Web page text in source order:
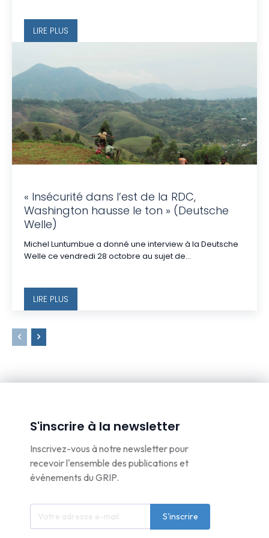
LIRE PLUS
« Insécurité dans l’est de la RDC,
Washington hausse le ton » (Deutsche
Welle)
Michel Luntumbue a donné une interview à la Deutsche
Welle ce vendredi 28 octobre au sujet de...
LIRE PLUS
S'inscrire à la newsletter
Inscrivez-vous à notre newsletter pour
recevoir l'ensemble des publications et
événements du GRIP.
S'inscrire